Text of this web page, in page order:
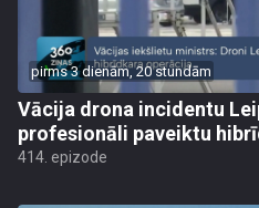
pirms 3 dienām, 20 stundām
Vācija drona incidentu
profesionāli paveiktu
414. epizode